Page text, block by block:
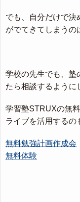
でも、自分だけで決
がでてきてしまうの
学校の先生でも、塾
たら相談するように
学習塾STRUXの無
ライブを活用するの
無料勉強計画作成会
無料体験